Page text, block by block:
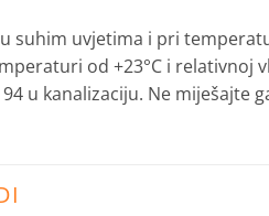
suhim uvjetima i pri
od +23°C i relativnoj
u kanalizaciju. Ne miješajte